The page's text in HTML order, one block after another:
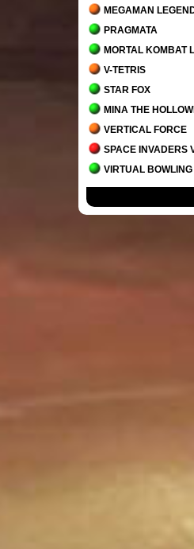
MEGAMAN
PRAGMATA
MORTAL KOMBAT
V-TETRIS
STAR FOX
MINA THE
VERTICAL FORCE
SPACE INVADERS
VIRTUAL BOWLING
MORTAL KOMBAT 1
JACK BROS.
DETROIT -